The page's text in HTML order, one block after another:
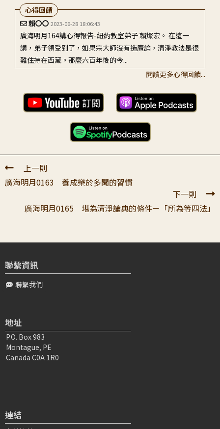
賴〇〇 2023-06-28 18:06:43
廣海明月164講心得報告-紐約教室弟子 賴燦宏。 在這一
講，弟子領受到了，如果宗大師沒有造廣論，清淨教法是很
難住持在西藏。那麼六百年後的今...
敬呈老師：這一講學到「理辨教義力」是一種能力，能夠用
理路辨別佛陀的教義。原本只覺得大概就是可以判斷是非，
不知道原來要獲得理路，用理路來辨析，...
心得回饋
閱讀更多心得回饋...
上一則
廣海明月0163 養成樂於多聞的習慣
下一則
廣海明月0165 堪為清淨論典的條件－「所為等四法」
聯繫資訊
聯繫我們
地址
P.O. Box 983
Montague, PE
Canada C0A 1R0
連結